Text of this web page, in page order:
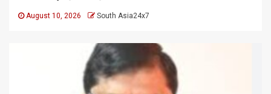
August 10, 2026 South Asia24x7